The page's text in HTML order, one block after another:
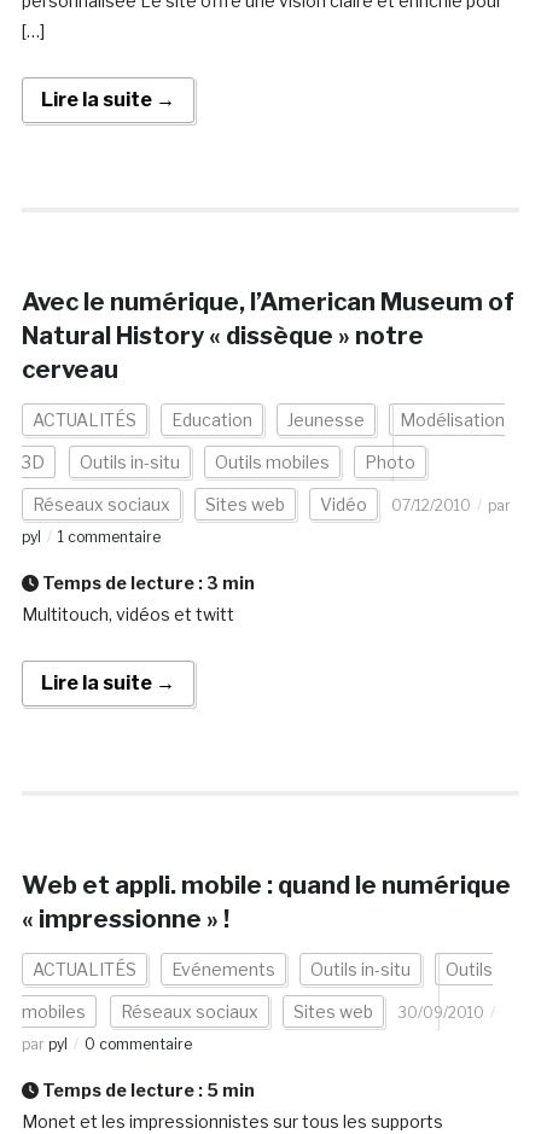
[…]
Lire la suite →
Avec le numérique, l’American Museum of
Natural History « dissèque » notre
cerveau
ACTUALITÉS Education Jeunesse Modélisation
3D Outils in-situ Outils mobiles Photo
Réseaux sociaux Sites web Vidéo 07/12/2010
par
pyl
1 commentaire
Temps de lecture : 3 min
Multitouch, vidéos et twitt
Lire la suite →
Web et appli. mobile : quand le numérique
« impressionne » !
ACTUALITÉS Evénements Outils in-situ Outils
mobiles Réseaux sociaux Sites web
30/09/2010
par pyl 0 commentaire
Temps de lecture : 5 min
Monet et les impressionnistes sur tous les supports